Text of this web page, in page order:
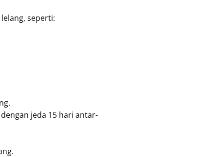
seperti:
jeda 15 hari antar-